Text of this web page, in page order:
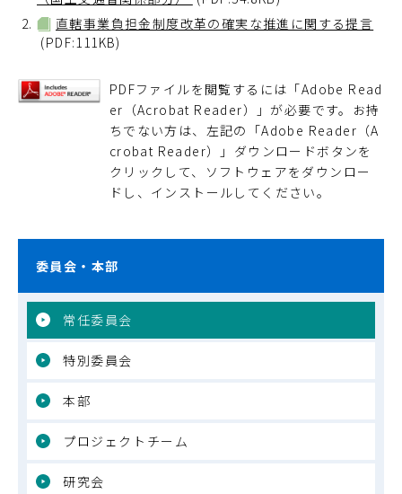
直轄事業負担金制度改革の確実な推進に関する提言
(PDF:111KB)
PDFファイルを閲覧するには「Adobe Read
er（Acrobat Reader）」が必要です。お持
ちでない方は、左記の「Adobe Reader（A
crobat Reader）」ダウンロードボタンを
クリックして、ソフトウェアをダウンロー
ドし、インストールしてください。
委員会・本部
常任委員会
特別委員会
本部
プロジェクトチーム
研究会